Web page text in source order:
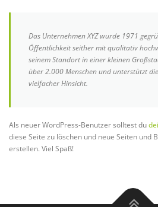
Das Unternehmen XYZ wurde 1971
Öffentlichkeit seither mit qualitativ
seinem Standort in einer kleinen
über 2.000 Menschen und unterstützt
vielfacher Hinsicht.
Als neuer WordPress-Benutzer solltest du
diese Seite zu löschen und neue Seiten und
erstellen. Viel Spaß!